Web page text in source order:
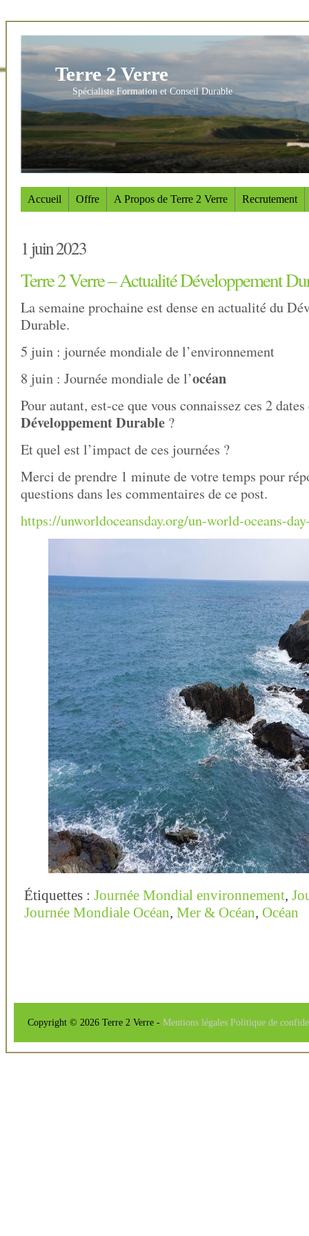
Terre 2 Verre
Spécialiste Formation et Conseil Durable
Accueil Offre A Propos de Terre 2 Verre Recrutement
1 juin 2023
Terre 2 Verre – Actualité Développement
La semaine prochaine est dense en actualité du
Durable.
5 juin : journée mondiale de l’environnement
8 juin : Journée mondiale de l’océan
Pour autant, est-ce que vous connaissez ces 2 dates
Développement Durable ?
Et quel est l’impact de ces journées ?
Merci de prendre 1 minute de votre temps pour
questions dans les commentaires de ce post.
https://unworldoceansday.org/un-world-oceans-
Étiquettes : Journée Mondial environnement,
Journée Mondiale Océan, Mer & Océan, Océan
Copyright © 2026 Terre 2 Verre - Mentions légales Politique de